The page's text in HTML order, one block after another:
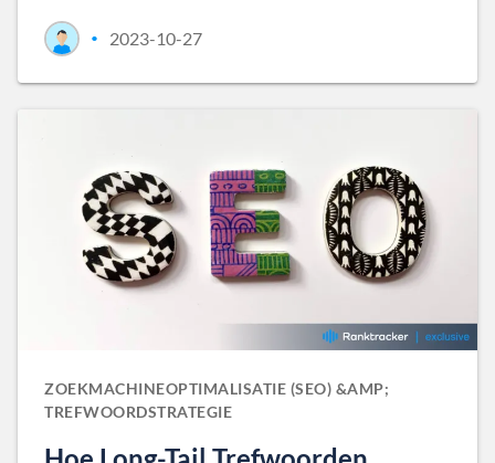
• 2023-10-27
ZOEKMACHINEOPTIMALISATIE (SEO) &AMP;
TREFWOORDSTRATEGIE